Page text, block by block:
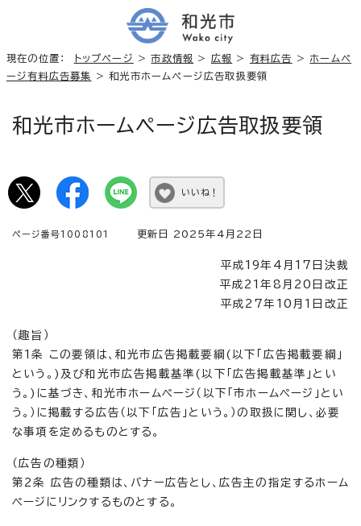
現在の位置： トップページ >市政情報 > 広報 > 有料広告 > ホームペ
ージ有料広告募集
> 和光市ホームページ広告取扱要領
和光市ホームページ広告取扱要領
いいね！
ページ番号1008101 更新日 2025年4月22日
平成19年4月17日決裁
平成21年8月20日改正
平成27年10月1日改正
（趣旨）
第1条 この要領は、和光市広告掲載要綱(以下「広告掲載要綱」
という。)及び和光市広告掲載基準(以下「広告掲載基準」とい
う。)に基づき、和光市ホームページ（以下「市ホームページ」とい
う。）に掲載する広告（以下「広告」という。）の取扱に関し、必要
な事項を定めるものとする。
（広告の種類）
第2条 広告の種類は、バナー広告とし、広告主の指定するホーム
ページにリンクするものとする。